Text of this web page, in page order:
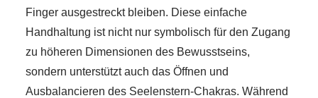
Finger ausgestreckt bleiben. Diese einfache
Handhaltung ist nicht nur symbolisch für den Zugang
zu höheren Dimensionen des Bewusstseins,
sondern unterstützt auch das Öffnen und
Ausbalancieren des Seelenstern-Chakras. Während